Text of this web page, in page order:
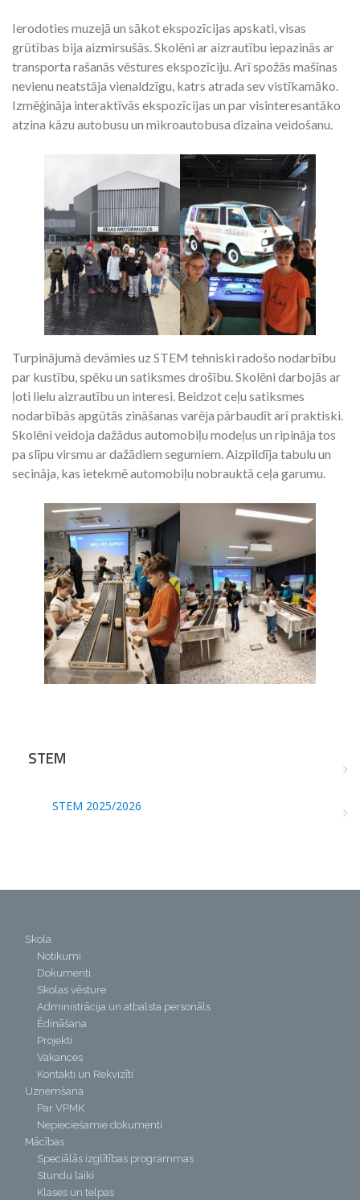
Ierodoties muzejā un sākot ekspozīcijas apskati, visas
grūtības bija aizmirsušās. Skolēni ar aizrautību iepazinās ar
transporta rašanās vēstures ekspozīciju. Arī spožās mašīnas
nevienu neatstāja vienaldzīgu, katrs atrada sev vistīkamāko.
Izmēģināja interaktīvās ekspozīcijas un par visinteresantāko
atzina kāzu autobusu un mikroautobusa dizaina veidošanu.
Turpinājumā devāmies uz STEM tehniski radošo nodarbību
par kustību, spēku un satiksmes drošību. Skolēni darbojās ar
ļoti lielu aizrautību un interesi. Beidzot ceļu satiksmes
nodarbībās apgūtās zināšanas varēja pārbaudīt arī praktiski.
Skolēni veidoja dažādus automobiļu modeļus un ripināja tos
pa slīpu virsmu ar dažādiem segumiem. Aizpildīja tabulu un
secināja, kas ietekmē automobiļu nobrauktā ceļa garumu.
STEM
STEM 2025/2026
Skola
Notikumi
Dokumenti
Skolas vēsture
Administrācija un atbalsta personāls
Ēdināšana
Projekti
Vakances
Kontakti un Rekvizīti
Uzņemšana
Par VPMK
Nepieciešamie dokumenti
Mācības
Speciālās izglītības programmas
Stundu laiki
Klases un telpas